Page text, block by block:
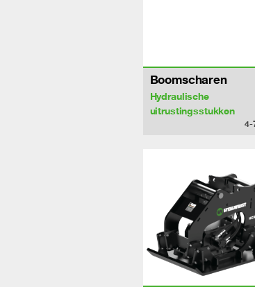
Boomscharen
Hydraulische
uitrustingsstukken